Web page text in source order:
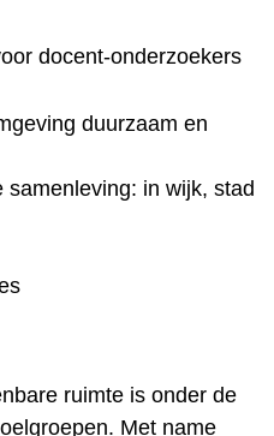
docent-onderzoekers
duurzaam en
samenleving: in wijk, stad
ruimte is onder de
Met name